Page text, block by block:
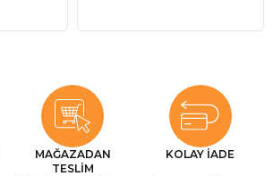
MAĞAZADAN
TESLİM
KOLAY İADE